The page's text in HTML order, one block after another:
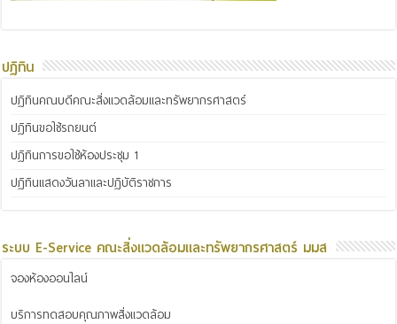
ปฏิทิน
ปฏิทินคณบดีคณะสิ่งแวดล้อมและทรัพยากรศาสตร์
ปฏิทินขอใช้รถยนต์
ปฏิทินการขอใช้ห้องประชุม 1
ปฏิทินแสดงวันลาและปฏิบัติราชการ
ระบบ E-Service คณะสิ่งแวดล้อมและทรัพยากรศาสตร์ มมส
จองห้องออนไลน์
บริการทดสอบคุณภาพสิ่งแวดล้อม